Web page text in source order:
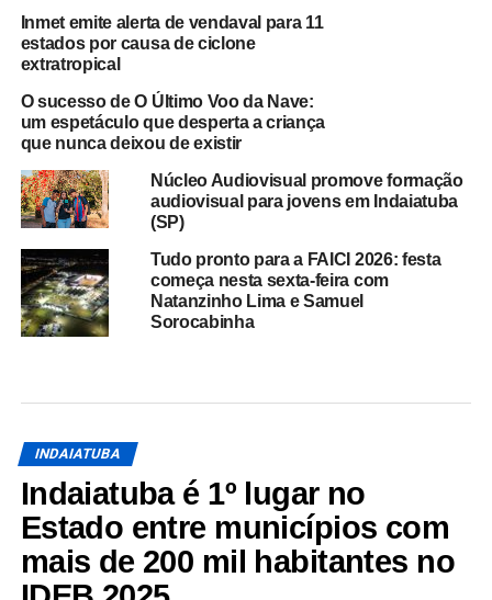
Inmet emite alerta de vendaval para 11
estados por causa de ciclone
extratropical
O sucesso de O Último Voo da Nave:
um espetáculo que desperta a criança
que nunca deixou de existir
Núcleo Audiovisual promove formação
audiovisual para jovens em Indaiatuba
(SP)
Tudo pronto para a FAICI 2026: festa
começa nesta sexta-feira com
Natanzinho Lima e Samuel
Sorocabinha
INDAIATUBA
Indaiatuba é 1º lugar no
Estado entre municípios com
mais de 200 mil habitantes no